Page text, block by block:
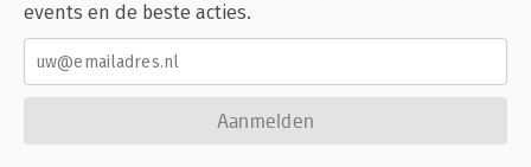
events en de beste acties.
Aanmelden